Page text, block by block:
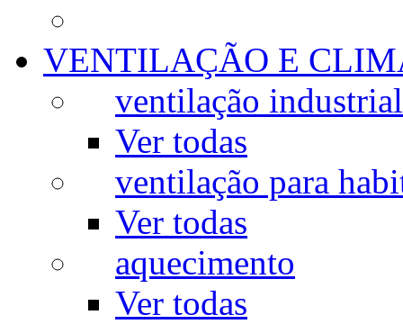
VENTILAÇÃO E
ventilação industrial
Ver todas
ventilação para
Ver todas
aquecimento
Ver todas